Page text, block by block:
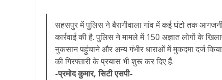
सहसपुर में पुलिस ने बैरागीवाला गांव में कई घंटो तक
कार्रवाई की है. पुलिस ने मामले में 150 अज्ञात लोगों के
नुकसान पहुंचाने और अन्य गंभीर धाराओं में मुकदमा दर्ज
की गिरफ्तारी के प्रयास भी शुरू कर दिए हैं.
-प्रमोद कुमार, सिटी एसपी-